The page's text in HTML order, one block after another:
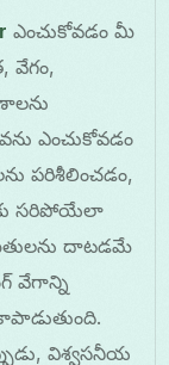
ఎంచుకోవడం మీ
వేగం,
ఎంచుకోవడం
పరిశీలించడం,
సరిపోయేలా
దాటడమే
వేగాన్ని
విశ్వసనీయ